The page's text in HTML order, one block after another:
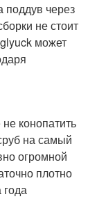
поддув через
не стоит
может
конопатить
на самый
огромной
плотно